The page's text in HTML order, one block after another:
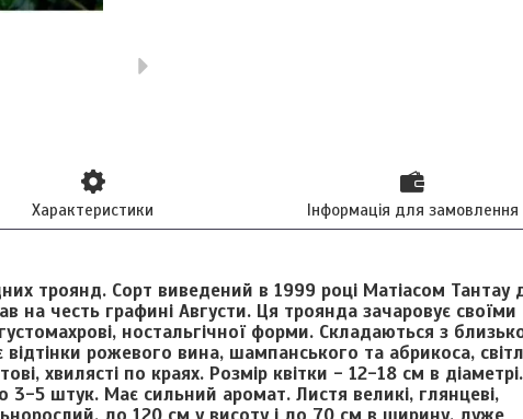
Характеристики Інформація для замовлення
троянд. Сорт виведений в 1999 році Матіасом Тантау
на честь графині Августи. Ця троянда зачаровує своїми
ностальгічної форми. Складаються з
рожевого вина, шампанського та абрикоса,
хвилясті по краях. Розмір квітки - 12-18 см в діаметрі.
3-5 штук. Має сильний аромат. Листя великі, глянцеві,